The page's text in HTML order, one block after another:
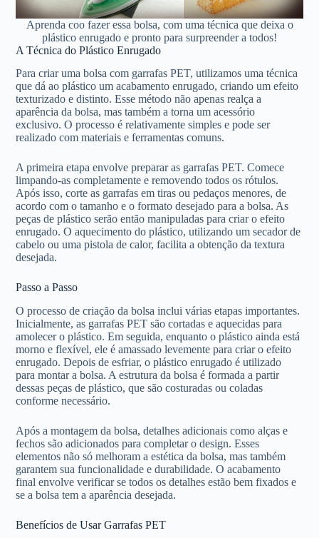
Aprenda coo fazer essa bolsa, com uma técnica que deixa o
plástico enrugado e pronto para surpreender a todos!
A Técnica do Plástico Enrugado
Para criar uma bolsa com garrafas PET, utilizamos uma técnica
que dá ao plástico um acabamento enrugado, criando um efeito
texturizado e distinto. Esse método não apenas realça a
aparência da bolsa, mas também a torna um acessório
exclusivo. O processo é relativamente simples e pode ser
realizado com materiais e ferramentas comuns.
A primeira etapa envolve preparar as garrafas PET. Comece
limpando-as completamente e removendo todos os rótulos.
Após isso, corte as garrafas em tiras ou pedaços menores, de
acordo com o tamanho e o formato desejado para a bolsa. As
peças de plástico serão então manipuladas para criar o efeito
enrugado. O aquecimento do plástico, utilizando um secador de
cabelo ou uma pistola de calor, facilita a obtenção da textura
desejada.
Passo a Passo
O processo de criação da bolsa inclui várias etapas importantes.
Inicialmente, as garrafas PET são cortadas e aquecidas para
amolecer o plástico. Em seguida, enquanto o plástico ainda está
morno e flexível, ele é amassado levemente para criar o efeito
enrugado. Depois de esfriar, o plástico enrugado é utilizado
para montar a bolsa. A estrutura da bolsa é formada a partir
dessas peças de plástico, que são costuradas ou coladas
conforme necessário.
Após a montagem da bolsa, detalhes adicionais como alças e
fechos são adicionados para completar o design. Esses
elementos não só melhoram a estética da bolsa, mas também
garantem sua funcionalidade e durabilidade. O acabamento
final envolve verificar se todos os detalhes estão bem fixados e
se a bolsa tem a aparência desejada.
Benefícios de Usar Garrafas PET